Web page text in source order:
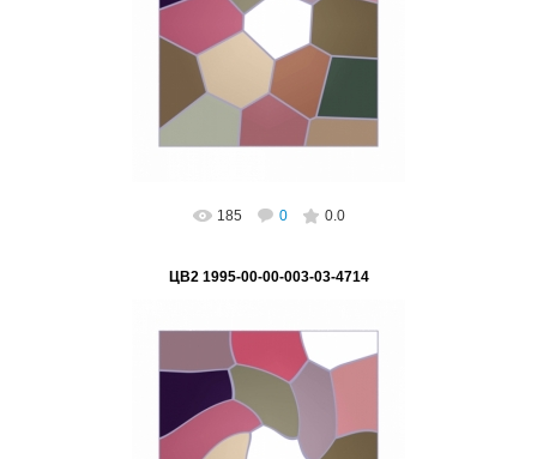
02.03.2023
ВетВиктор
185 0 0.0
ЦВ2 1995-00-00-003-03-4714
02.03.2023